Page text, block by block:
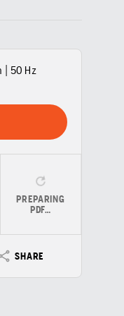
| 50 Hz
PREPARING
PDF…
SHARE